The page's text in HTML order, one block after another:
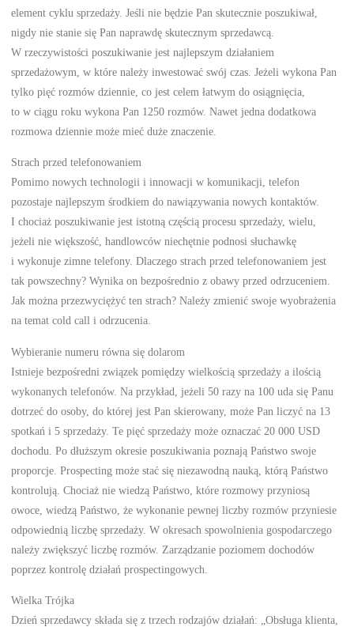
element cyklu sprzedaży. Jeśli nie będzie Pan skutecznie poszukiwał,
nigdy nie stanie się Pan naprawdę skutecznym sprzedawcą.
W rzeczywistości poszukiwanie jest najlepszym działaniem
sprzedażowym, w które należy inwestować swój czas. Jeżeli wykona Pan
tylko pięć rozmów dziennie, co jest celem łatwym do osiągnięcia,
to w ciągu roku wykona Pan 1250 rozmów. Nawet jedna dodatkowa
rozmowa dziennie może mieć duże znaczenie.
Strach przed telefonowaniem
Pomimo nowych technologii i innowacji w komunikacji, telefon
pozostaje najlepszym środkiem do nawiązywania nowych kontaktów.
I chociaż poszukiwanie jest istotną częścią procesu sprzedaży, wielu,
jeżeli nie większość, handlowców niechętnie podnosi słuchawkę
i wykonuje zimne telefony. Dlaczego strach przed telefonowaniem jest
tak powszechny? Wynika on bezpośrednio z obawy przed odrzuceniem.
Jak można przezwyciężyć ten strach? Należy zmienić swoje wyobrażenia
na temat cold call i odrzucenia.
Wybieranie numeru równa się dolarom
Istnieje bezpośredni związek pomiędzy wielkością sprzedaży a ilością
wykonanych telefonów. Na przykład, jeżeli 50 razy na 100 uda się Panu
dotrzeć do osoby, do której jest Pan skierowany, może Pan liczyć na 13
spotkań i 5 sprzedaży. Te pięć sprzedaży może oznaczać 20 000 USD
dochodu. Po dłuższym okresie poszukiwania poznają Państwo swoje
proporcje. Prospecting może stać się niezawodną nauką, którą Państwo
kontrolują. Chociaż nie wiedzą Państwo, które rozmowy przyniosą
owoce, wiedzą Państwo, że wykonanie pewnej liczby rozmów przyniesie
odpowiednią liczbę sprzedaży. W okresach spowolnienia gospodarczego
należy zwiększyć liczbę rozmów. Zarządzanie poziomem dochodów
poprzez kontrolę działań prospectingowych.
Wielka Trójka
Dzień sprzedawcy składa się z trzech rodzajów działań: „Obsługa klienta,